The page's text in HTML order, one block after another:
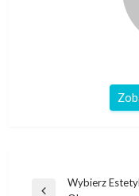
Nawigacja
Wybierz